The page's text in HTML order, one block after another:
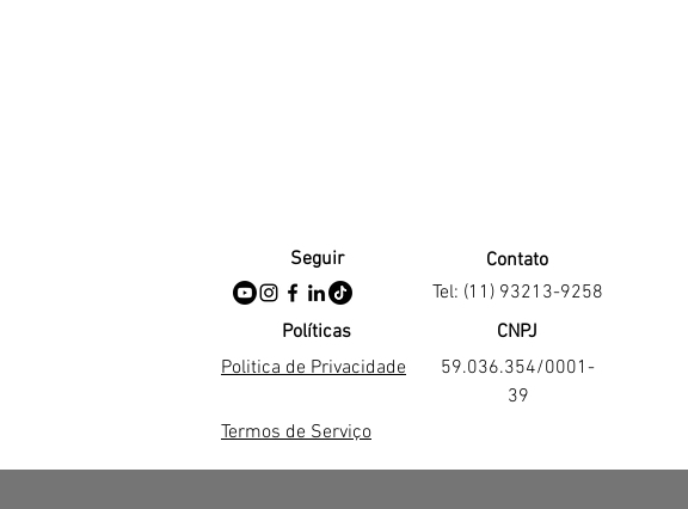
Seguir
Políticas
Politica de Privacidade
Contato
Tel: (11) 93213-9258
CNPJ
59.036.354/0001-
39
Termos de Serviço